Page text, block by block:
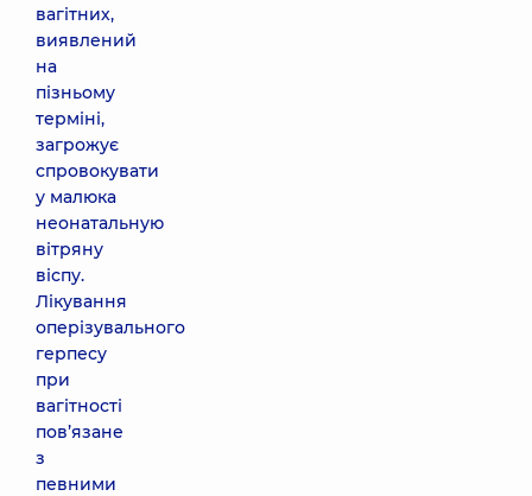
вагітних,
виявлений
на
пізньому
терміні,
загрожує
спровокувати
у малюка
неонатальную
вітряну
віспу.
Лікування
оперізувального
герпесу
при
вагітності
пов’язане
з
певними